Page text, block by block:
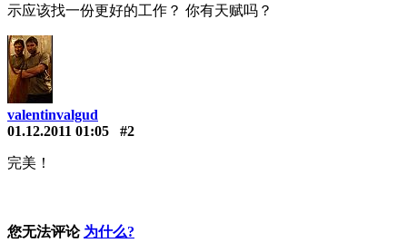
示应该找一份更好的工作？ 你有天赋吗？
valentinvalgud
01.12.2011 01:05
#2
完美！
您无法评论 为什么?